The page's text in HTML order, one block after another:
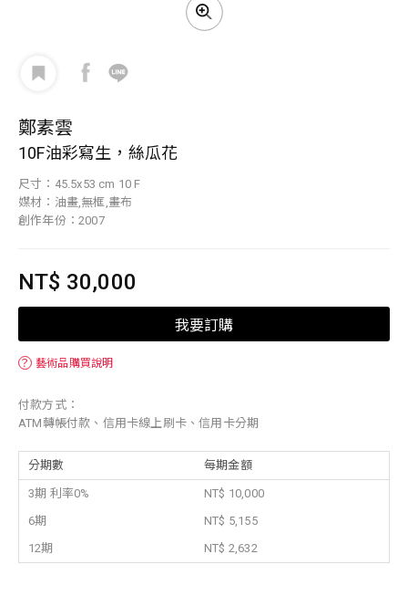
鄭素雲
10F油彩寫生，絲瓜花
尺寸：45.5x53 cm 10 F
媒材：油畫,無框,畫布
創作年份：2007
NT$ 30,000
我要訂購
？ 藝術品購買說明
付款方式：
ATM轉帳付款、信用卡線上刷卡、信用卡分期
分期數 每期金額
3期 利率0%
NT$ 10,000
6期
NT$ 5,155
12期
NT$ 2,632